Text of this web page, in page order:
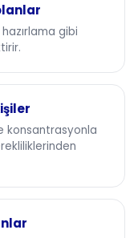
gibi
konsantrasyonla